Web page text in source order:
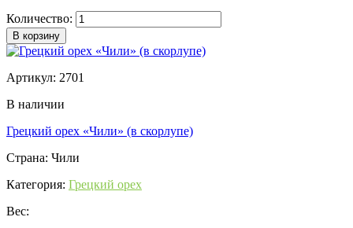
Количество:
В корзину
Артикул: 2701
В наличии
Грецкий орех «Чили» (в скорлупе)
Страна: Чили
Категория: Грецкий орех
Вес: